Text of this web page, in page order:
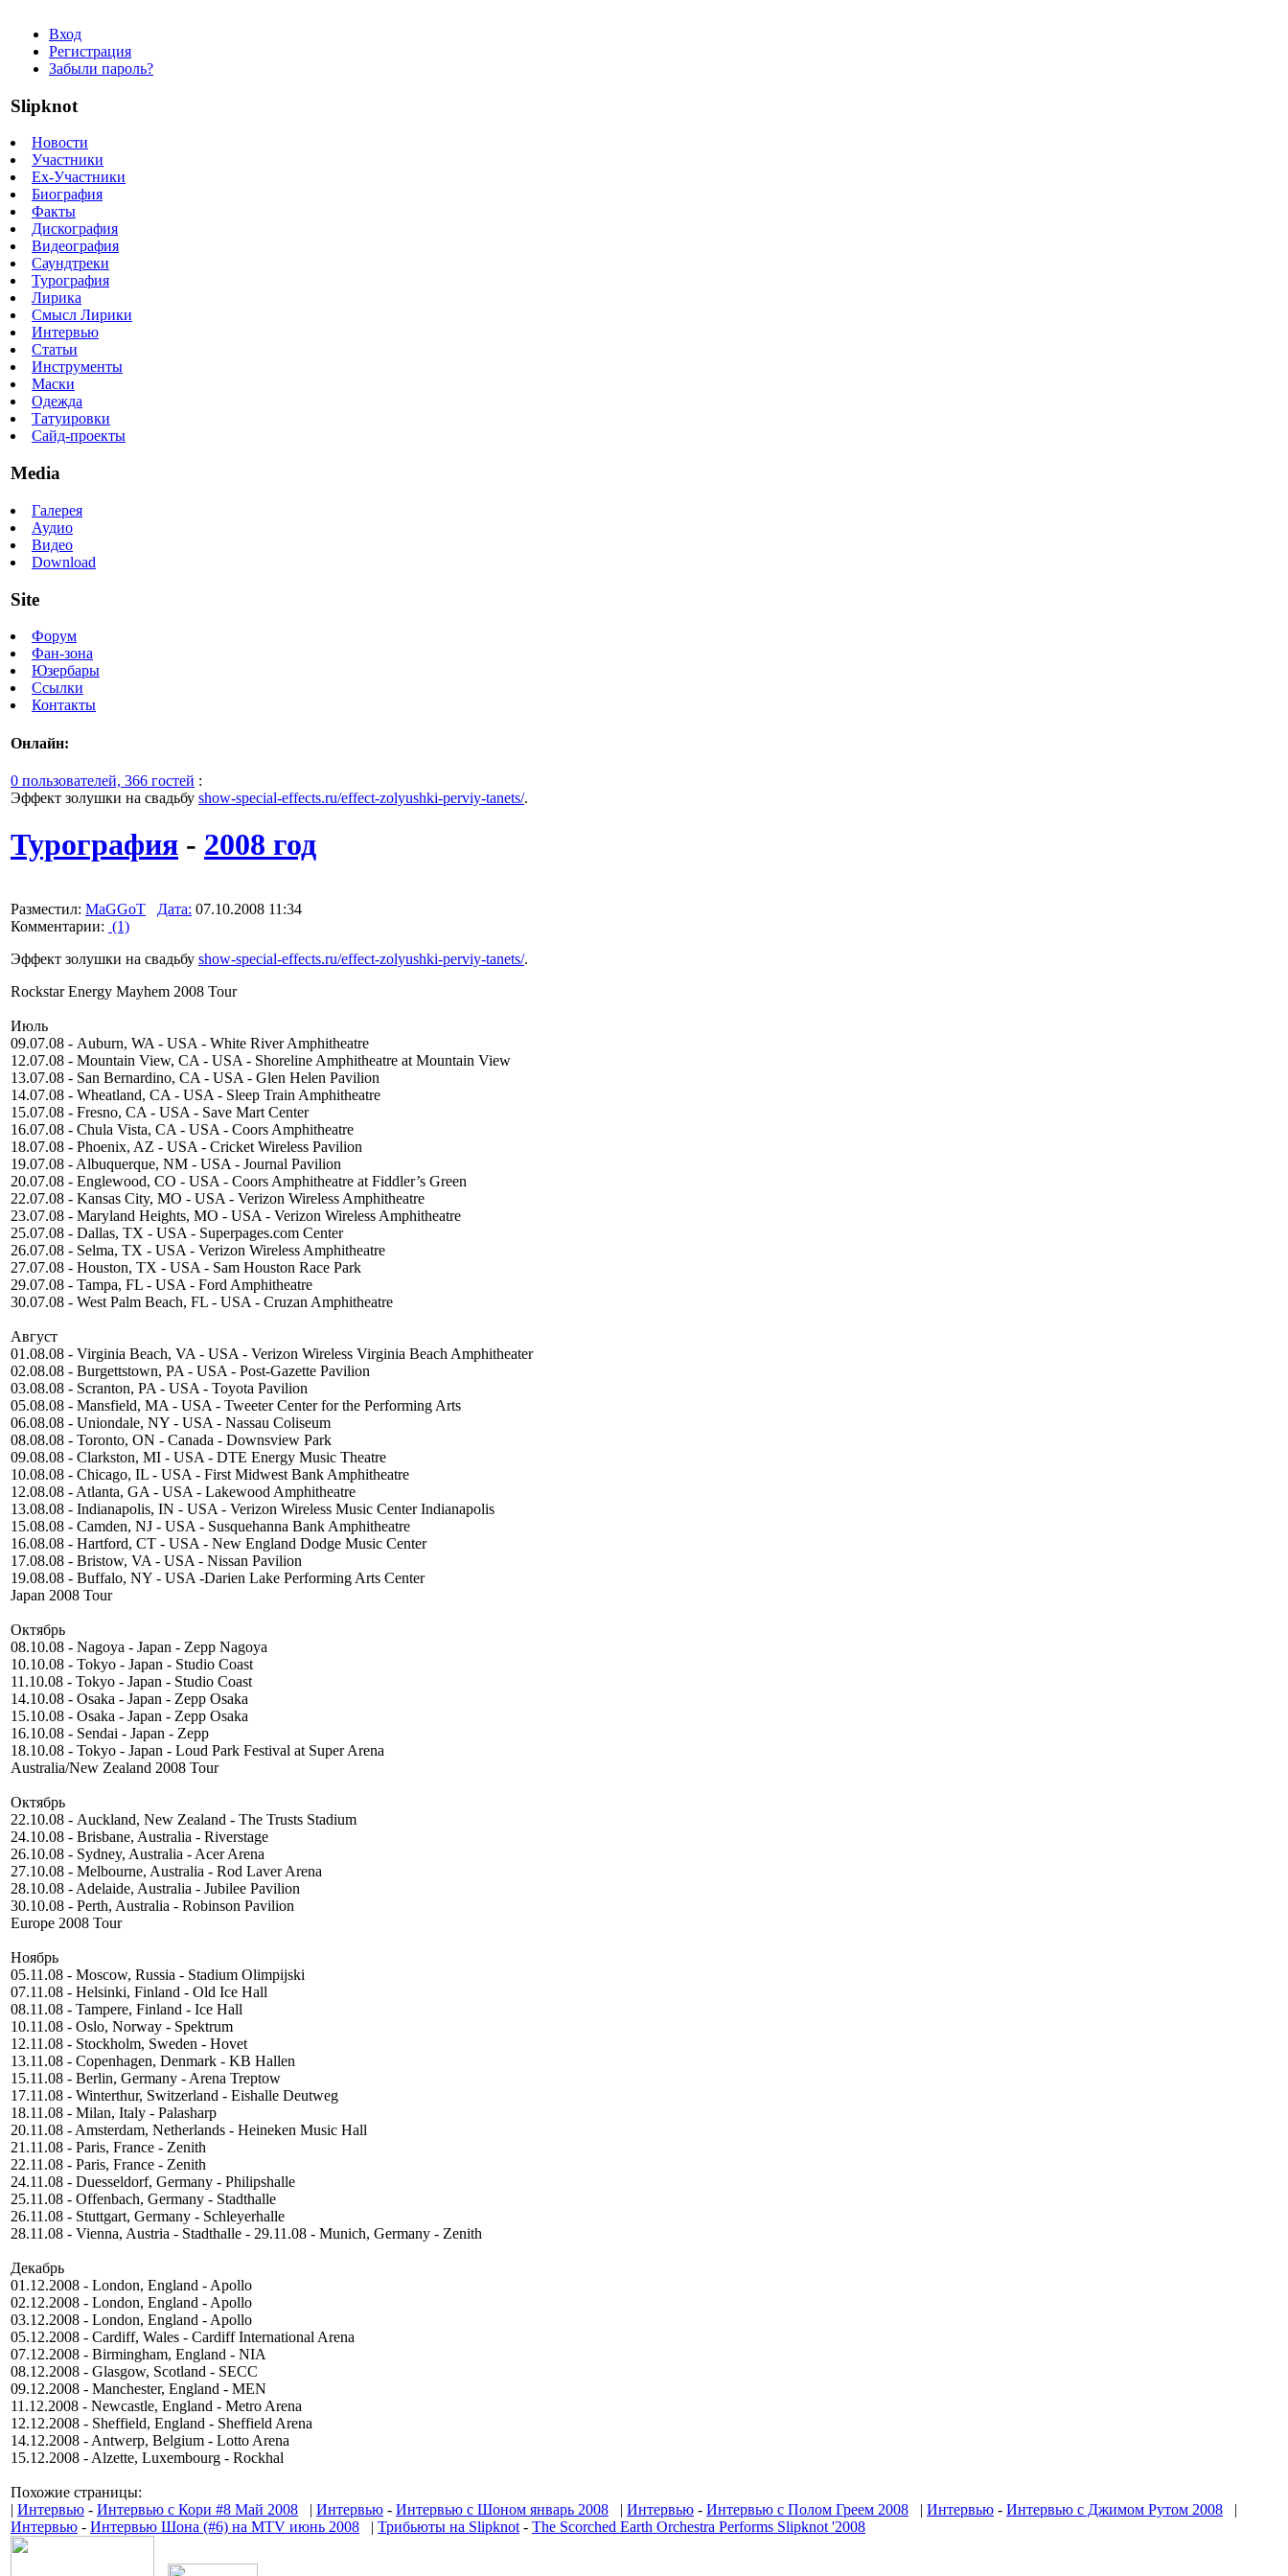
Вход
Регистрация
Забыли пароль?
Slipknot
Новости
Участники
Ex-Участники
Биография
Факты
Дискография
Видеография
Саундтреки
Турография
Лирика
Смысл Лирики
Интервью
Статьи
Инструменты
Маски
Одежда
Татуировки
Сайд-проекты
Media
Галерея
Аудио
Видео
Download
Site
Форум
Фан-зона
Юзербары
Ссылки
Контакты
Онлайн:
0 пользователей, 366 гостей :
Эффект золушки на свадьбу show-special-effects.ru/effect-zolyushki-perviy-tanets/.
Турография - 2008 год
Разместил: MaGGoT Дата: 07.10.2008 11:34
Комментарии: (1)
Эффект золушки на свадьбу show-special-effects.ru/effect-zolyushki-perviy-tanets/.
Rockstar Energy Mayhem 2008 Tour
Июль
09.07.08 - Auburn, WA - USA - White River Amphitheatre
12.07.08 - Mountain View, CA - USA - Shoreline Amphitheatre at Mountain View
13.07.08 - San Bernardino, CA - USA - Glen Helen Pavilion
14.07.08 - Wheatland, CA - USA - Sleep Train Amphitheatre
15.07.08 - Fresno, CA - USA - Save Mart Center
16.07.08 - Chula Vista, CA - USA - Coors Amphitheatre
18.07.08 - Phoenix, AZ - USA - Cricket Wireless Pavilion
19.07.08 - Albuquerque, NM - USA - Journal Pavilion
20.07.08 - Englewood, CO - USA - Coors Amphitheatre at Fiddler’s Green
22.07.08 - Kansas City, MO - USA - Verizon Wireless Amphitheatre
23.07.08 - Maryland Heights, MO - USA - Verizon Wireless Amphitheatre
25.07.08 - Dallas, TX - USA - Superpages.com Center
26.07.08 - Selma, TX - USA - Verizon Wireless Amphitheatre
27.07.08 - Houston, TX - USA - Sam Houston Race Park
29.07.08 - Tampa, FL - USA - Ford Amphitheatre
30.07.08 - West Palm Beach, FL - USA - Cruzan Amphitheatre
Август
01.08.08 - Virginia Beach, VA - USA - Verizon Wireless Virginia Beach Amphitheater
02.08.08 - Burgettstown, PA - USA - Post-Gazette Pavilion
03.08.08 - Scranton, PA - USA - Toyota Pavilion
05.08.08 - Mansfield, MA - USA - Tweeter Center for the Performing Arts
06.08.08 - Uniondale, NY - USA - Nassau Coliseum
08.08.08 - Toronto, ON - Canada - Downsview Park
09.08.08 - Clarkston, MI - USA - DTE Energy Music Theatre
10.08.08 - Chicago, IL - USA - First Midwest Bank Amphitheatre
12.08.08 - Atlanta, GA - USA - Lakewood Amphitheatre
13.08.08 - Indianapolis, IN - USA - Verizon Wireless Music Center Indianapolis
15.08.08 - Camden, NJ - USA - Susquehanna Bank Amphitheatre
16.08.08 - Hartford, CT - USA - New England Dodge Music Center
17.08.08 - Bristow, VA - USA - Nissan Pavilion
19.08.08 - Buffalo, NY - USA -Darien Lake Performing Arts Center
Japan 2008 Tour
Октябрь
08.10.08 - Nagoya - Japan - Zepp Nagoya
10.10.08 - Tokyo - Japan - Studio Coast
11.10.08 - Tokyo - Japan - Studio Coast
14.10.08 - Osaka - Japan - Zepp Osaka
15.10.08 - Osaka - Japan - Zepp Osaka
16.10.08 - Sendai - Japan - Zepp
18.10.08 - Tokyo - Japan - Loud Park Festival at Super Arena
Australia/New Zealand 2008 Tour
Октябрь
22.10.08 - Auckland, New Zealand - The Trusts Stadium
24.10.08 - Brisbane, Australia - Riverstage
26.10.08 - Sydney, Australia - Acer Arena
27.10.08 - Melbourne, Australia - Rod Laver Arena
28.10.08 - Adelaide, Australia - Jubilee Pavilion
30.10.08 - Perth, Australia - Robinson Pavilion
Europe 2008 Tour
Ноябрь
05.11.08 - Moscow, Russia - Stadium Olimpijski
07.11.08 - Helsinki, Finland - Old Ice Hall
08.11.08 - Tampere, Finland - Ice Hall
10.11.08 - Oslo, Norway - Spektrum
12.11.08 - Stockholm, Sweden - Hovet
13.11.08 - Copenhagen, Denmark - KB Hallen
15.11.08 - Berlin, Germany - Arena Treptow
17.11.08 - Winterthur, Switzerland - Eishalle Deutweg
18.11.08 - Milan, Italy - Palasharp
20.11.08 - Amsterdam, Netherlands - Heineken Music Hall
21.11.08 - Paris, France - Zenith
22.11.08 - Paris, France - Zenith
24.11.08 - Duesseldorf, Germany - Philipshalle
25.11.08 - Offenbach, Germany - Stadthalle
26.11.08 - Stuttgart, Germany - Schleyerhalle
28.11.08 - Vienna, Austria - Stadthalle - 29.11.08 - Munich, Germany - Zenith
Декабрь
01.12.2008 - London, England - Apollo
02.12.2008 - London, England - Apollo
03.12.2008 - London, England - Apollo
05.12.2008 - Cardiff, Wales - Cardiff International Arena
07.12.2008 - Birmingham, England - NIA
08.12.2008 - Glasgow, Scotland - SECC
09.12.2008 - Manchester, England - MEN
11.12.2008 - Newcastle, England - Metro Arena
12.12.2008 - Sheffield, England - Sheffield Arena
14.12.2008 - Antwerp, Belgium - Lotto Arena
15.12.2008 - Alzette, Luxembourg - Rockhal
Похожие страницы:
| Интервью - Интервью с Кори #8 Май 2008 | Интервью - Интервью с Шоном январь 2008 | Интервью - Интервью с Полом Греем 2008 | Интервью - Интервью с Джимом Рутом 2008 |
Интервью - Интервью Шона (#6) на MTV июнь 2008 | Трибьюты на Slipknot - The Scorched Earth Orchestra Performs Slipknot '2008